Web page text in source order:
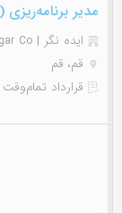
مدیر
ایده نگر | Eade Negar Co.
قم، قم
قرارداد تمام‌وقت